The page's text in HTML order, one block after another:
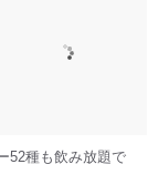
52種も飲み放題で